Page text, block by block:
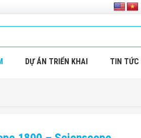
DỰ ÁN TRIỂN KHAI TIN TỨC